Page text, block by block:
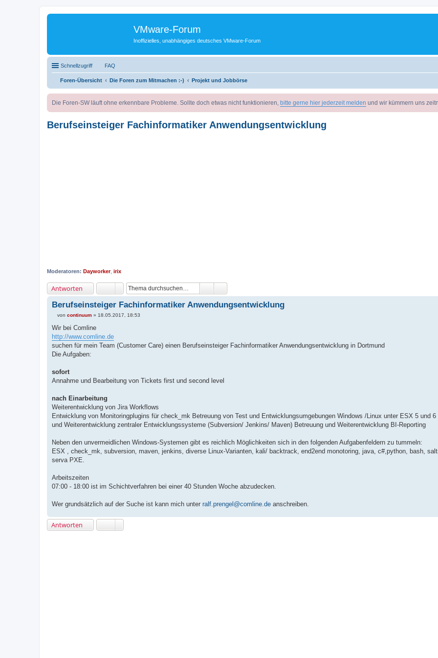
VMware-Forum
Inoffizielles, unabhängiges deutsches VMware-Forum
Schnellzugriff FAQ
Foren-Übersicht Die Foren zum Mitmachen :-) Projekt und Jobbörse
Die Foren-SW läuft ohne erkennbare Probleme. Sollte doch etwas nicht funktionieren, bitte gerne hier jederzeit melden und wir kümmern uns
Berufseinsteiger Fachinformatiker Anwendungsentwicklung
Moderatoren: Dayworker, irix
Antworten
Berufseinsteiger Fachinformatiker Anwendungsentwicklung
e
i
t
a
g
von continuum » 18.05.2017, 18:53
Wir bei Comline
http://www.comline.de
suchen für mein Team (Customer Care) einen Berufseinsteiger Fachinformatiker Anwendungsentwicklung in Dortmund
Die Aufgaben:
sofort
Annahme und Bearbeitung von Tickets first und second level
nach Einarbeitung
Weiterentwicklung von Jira Workflows
Entwicklung von Monitoringplugins für check_mk Betreuung von Test und Entwicklungsumgebungen Windows /Linux unter ESX 5 und 6
und Weiterentwicklung zentraler Entwicklungssysteme (Subversion/ Jenkins/ Maven) Betreuung und Weiterentwicklung BI-Reporting
Neben den unvermeidlichen Windows-Systemen gibt es reichlich Möglichkeiten sich in den folgenden Aufgabenfeldern zu tummeln:
ESX , check_mk, subversion, maven, jenkins, diverse Linux-Varianten, kali/ backtrack, end2end monotoring, java, c#,python, bash,
serva PXE.
Arbeitszeiten
07:00 - 18:00 ist im Schichtverfahren bei einer 40 Stunden Woche abzudecken.
Wer grundsätzlich auf der Suche ist kann mich unter ralf.prengel@comline.de anschreiben.
Antworten